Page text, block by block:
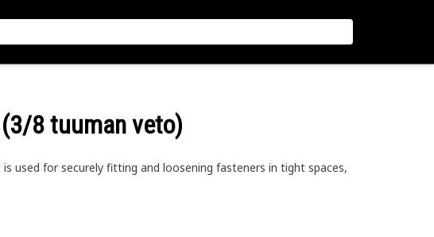
8 tuuman veto)
used for securely fitting and loosening fasteners in tight spaces,